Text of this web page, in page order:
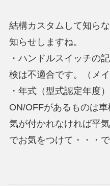
結構カスタムして知ら
知らせしますね。
・ハンドルスイッチの
検は不適合です。（メ
・年式（型式認定年度
ON/OFFがあるものは車
気が付かれなければ平
でお気をつけて・・・で